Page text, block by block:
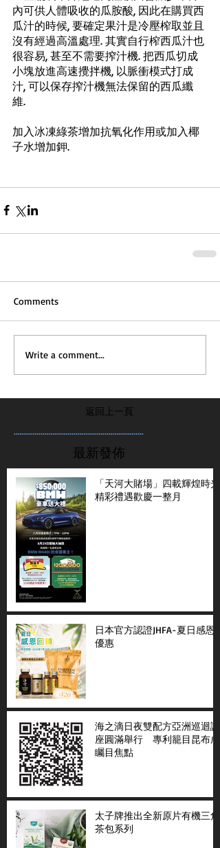
內可供人體吸收的瓜胺酸, 因此在購買西
瓜汁的時候, 要確定果汁是冷壓榨取並且
沒有經過高溫處理. 其實自行榨西瓜汁也
很容易, 甚至不需要搾汁機. 把西瓜切成
小塊放進高速攪拌機, 以脈衝模式打成
汁, 可以保存搾汁機無法保留的西瓜纖
維.
加入冰凍綠茶增加抗氧化作用或加入椰
子水增加鉀.
Comments
Write a comment...
返回上一頁
...............................................................
最新發佈
「天河大賭場」四載輝煌時光
精彩禮遇歡慶一整月
日本官方認證JHFA-夏日感恩
優惠
海之滴日夜雙配方亞洲巡迴講
座圓滿舉行 專利籠目昆布成
矚目焦點
太子牌推出全新原片有機三角
茶包系列